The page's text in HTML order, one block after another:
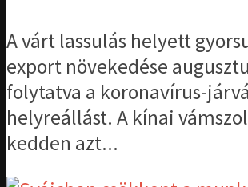
A várt lassulás helyett
export növekedése
folytatva a koronavírus-
helyreállást. A kínai
kedden azt...